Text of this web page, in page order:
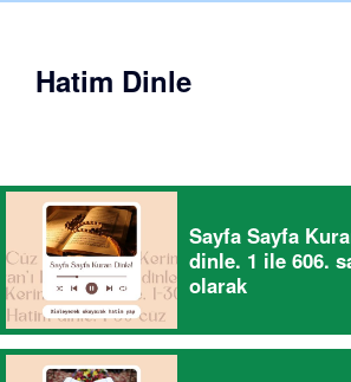
Hatim Dinle
Sayfa Sayfa
dinle. 1 ile 606.
olarak